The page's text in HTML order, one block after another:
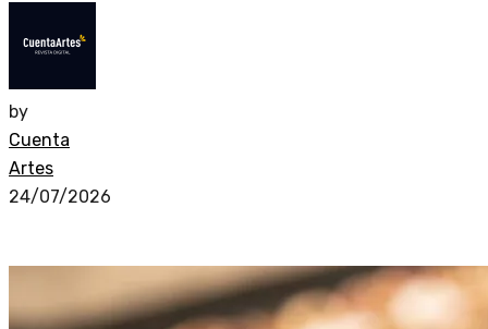
by
Cuenta
Artes
24/07/2026